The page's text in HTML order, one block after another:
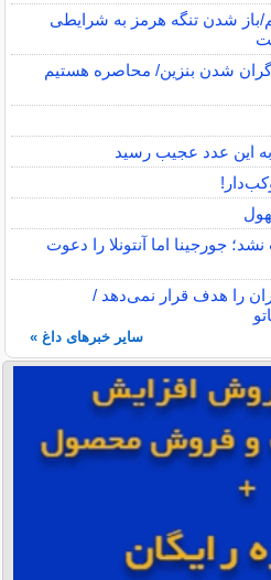
باز شدن تنگه هرمز به شرایطی
گران شدن بنزین/ محاصره هستیم
این عدد عجیب رسید
جورجینا اما آنتونلا را دعوت
را هدف قرار نمی‌دهد /
سایر خبرهای داغ »